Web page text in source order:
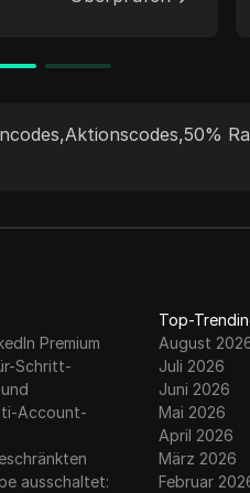
,Aktionscodes,50%
Premium
Schritt-
Account-
ausschaltet:
Top-
August
Juli 2026
Juni 2026
Mai 2026
April 2026
März 2026
Februar